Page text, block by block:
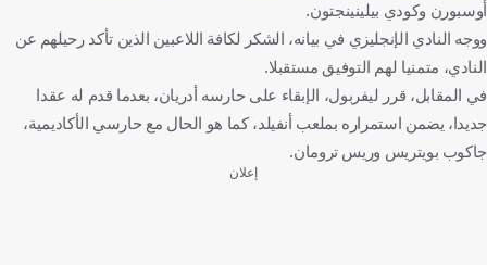
أوسبورن وكودي بيلينينجتون.
ووجه النادي الإنجليزي في بيانه، الشكر لكافة اللاعبين الذين تأكد رحيلهم عن
النادي، متمنيا لهم التوفيق مستقبلا.
في المقابل، قرر ليفربول، الإبقاء على حارسه أدريان، بعدما قدم له عقدا
جديدا، يضمن استمراره بملعب أنفيلد، كما هو الحال مع حارسي الأكاديمية،
جاكوب بويتريس وريس ترومان.
إعلان